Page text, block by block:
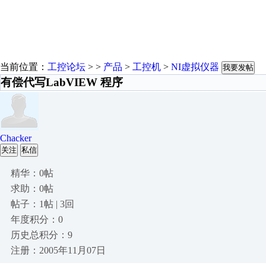
当前位置： 工控论坛 > > 产品 > 工控机 > NI虚拟仪器 我要发帖
有偿代写LabVIEW 程序
Chacker
关注 私信
精华：0帖
求助：0帖
帖子：1帖 | 3回
年度积分：0
历史总积分：9
注册：2005年11月07日